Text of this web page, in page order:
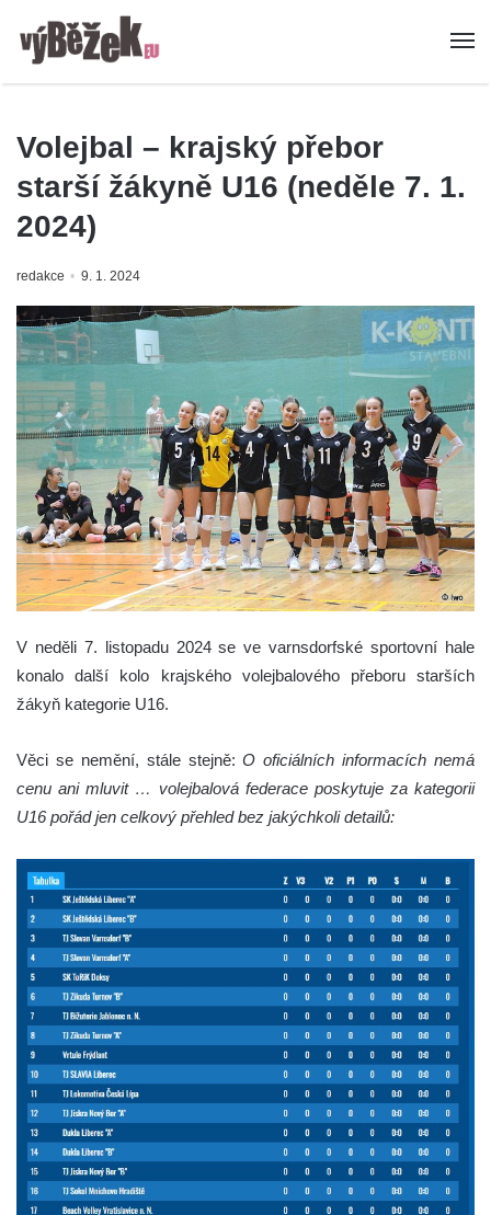
Volejbal – krajský přebor
starší žákyně U16 (neděle 7. 1.
2024)
redakce 9. 1. 2024
V neděli 7. listopadu 2024 se ve varnsdorfské sportovní hale
konalo další kolo krajského volejbalového přeboru starších
žákyň kategorie U16.
Věci se nemění, stále stejně:O oficiálních informacích nemá
cenu ani mluvit … volejbalová federace poskytuje za kategorii
U16 pořád jen celkový přehled bez jakýchkoli detailů: